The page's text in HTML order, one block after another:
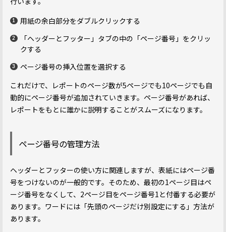
用紙の余白部分をダブルクリックする
「ヘッダーとフッター」タブの中の「ページ番号」をクリッ
クする
ページ番号の挿入位置を選択する
これだけで、レポートのページ数が5ページでも10ページでも自
動的にページ番号が追加されていきます。ページ番号があれば、
レポートをもとに誰かに説明することがスムーズになります。
ページ番号の管理方法
ヘッダーとフッターの使い方に関連しますが、表紙にはページ番
号をつけないのが一般的です。そのため、最初の1ページ目はペ
ージ番号をなくして、2ページ目をページ番号1と付番する必要が
あります。ワードには「先頭のページだけ別設定にする」方法が
あります。